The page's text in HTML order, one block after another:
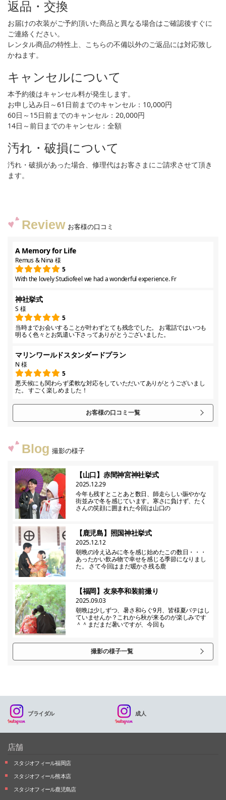
返品・交換
お届けの衣装がご予約頂いた商品と異なる場合はご確認後すぐに
ご連絡ください。
レンタル商品の特性上、こちらの不備以外のご返品には対応致し
かねます。
キャンセルについて
本予約後はキャンセル料が発生します。
お申し込み日～61日前までのキャンセル：10,000円
60日～15日前までのキャンセル：20,000円
14日～前日までのキャンセル：全額
汚れ・破損について
汚れ・破損があった場合、修理代はお客さまにご請求させて頂き
ます。
Review お客様の口コミ
A Memory for Life
Remus & Nina 様
5
With the lovely Studiofeel we had a wonderful experience. Fr
神社挙式
S 様
5
当時までお会いすることが叶わずとても残念でした。 お電話ではいつも
明るく色々とお気遣い下さってありがとうございました。
マリンワールドスタンダードプラン
N 様
5
悪天候にも関わらず柔軟な対応をしていただいてありがとうございまし
た。 すごく楽しめました！
お客様の口コミ一覧
Blog 撮影の様子
【山口】赤間神宮神社挙式
2025.12.29
今年も残すとことあと数日、師走らしい賑やかな
街並みで冬を感じています。寒さに負けず、たく
さんの笑顔に囲まれた今回は山口の
【鹿児島】照国神社挙式
2025.12.12
朝晩の冷え込みに冬を感じ始めたこの数日・・・
あったかい飲み物で幸せを感じる季節になりまし
た。 さて今回はまだ暖かさ残る鹿
【福岡】友泉亭和装前撮り
2025.09.03
朝晩は少しずつ、暑さ和らぐ9月、皆様夏バテはし
ていませんか？これから秋が来るのが楽しみです
＾＾まだまだ暑いですが、今回も
撮影の様子一覧
ブライダル 成人
店舗
スタジオフィール福岡店
スタジオフィール熊本店
スタジオフィール鹿児島店